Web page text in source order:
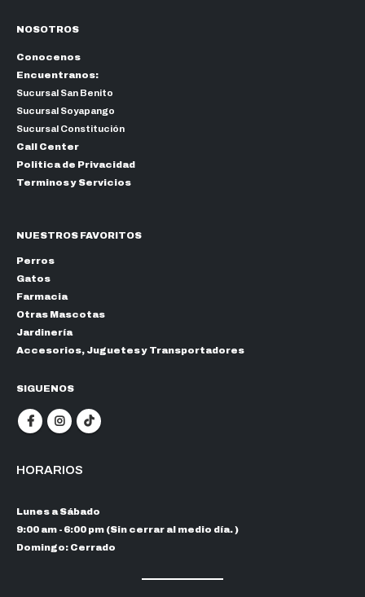
NOSOTROS
Conocenos
Encuentranos:
Sucursal San Benito
Sucursal Soyapango
Sucursal Constitución
Call Center
Politica de Privacidad
Terminos y Servicios
NUESTROS FAVORITOS
Perros
Gatos
Farmacia
Otras Mascotas
Jardinería
Accesorios, Juguetes y Transportadores
SIGUENOS
HORARIOS
Lunes a Sábado
9:00 am - 6:00 pm (Sin cerrar al medio día. )
Domingo: Cerrado